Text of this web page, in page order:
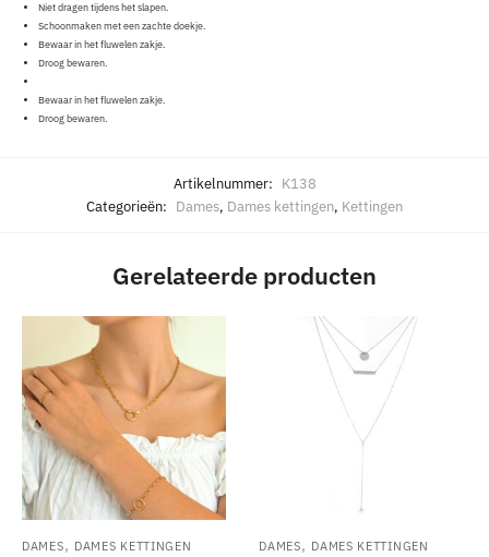
Niet dragen tijdens het slapen.
Schoonmaken met een zachte doekje.
Bewaar in het fluwelen zakje.
Droog bewaren.
Bewaar in het fluwelen zakje.
Droog bewaren.
Artikelnummer: K138
Categorieën: Dames, Dames kettingen, Kettingen
Gerelateerde producten
DAMES, DAMES KETTINGEN DAMES, DAMES KETTINGEN